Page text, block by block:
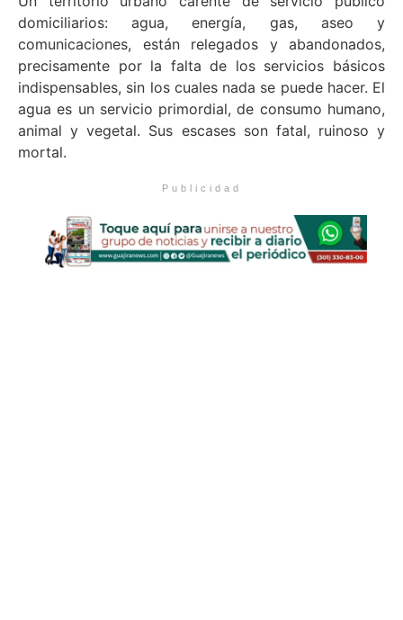
domiciliarios: agua, energía, gas, aseo y
comunicaciones, están relegados y abandonados,
precisamente por la falta de los servicios básicos
indispensables, sin los cuales nada se puede hacer. El
agua es un servicio primordial, de consumo humano,
animal y vegetal. Sus escases son fatal, ruinoso y
mortal.
Publicidad